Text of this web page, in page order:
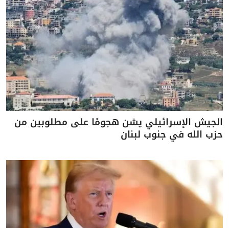
الجيش الإسرائيلي يشن هجومًا على مطلوبين من
حزب الله في جنوب لبنان